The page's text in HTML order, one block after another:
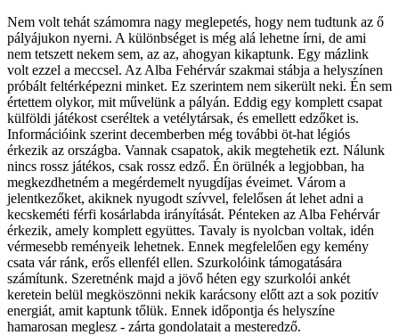
Nem volt tehát számomra nagy meglepetés, hogy nem tudtunk az ő
pályájukon nyerni. A különbséget is még alá lehetne írni, de ami
nem tetszett nekem sem, az az, ahogyan kikaptunk. Egy mázlink
volt ezzel a meccsel. Az Alba Fehérvár szakmai stábja a helyszínen
próbált feltérképezni minket. Ez szerintem nem sikerült neki. Én sem
értettem olykor, mit művelünk a pályán. Eddig egy komplett csapat
külföldi játékost cseréltek a vetélytársak, és emellett edzőket is.
Információink szerint decemberben még további öt-hat légiós
érkezik az országba. Vannak csapatok, akik megtehetik ezt. Nálunk
nincs rossz játékos, csak rossz edző. Én örülnék a legjobban, ha
megkezdhetném a megérdemelt nyugdíjas éveimet. Várom a
jelentkezőket, akiknek nyugodt szívvel, felelősen át lehet adni a
kecskeméti férfi kosárlabda irányítását. Pénteken az Alba Fehérvár
érkezik, amely komplett együttes. Tavaly is nyolcban voltak, idén
vérmesebb reményeik lehetnek. Ennek megfelelően egy kemény
csata vár ránk, erős ellenfél ellen. Szurkolóink támogatására
számítunk. Szeretnénk majd a jövő héten egy szurkolói ankét
keretein belül megköszönni nekik karácsony előtt azt a sok pozitív
energiát, amit kaptunk tőlük. Ennek időpontja és helyszíne
hamarosan meglesz - zárta gondolatait a mesteredző.